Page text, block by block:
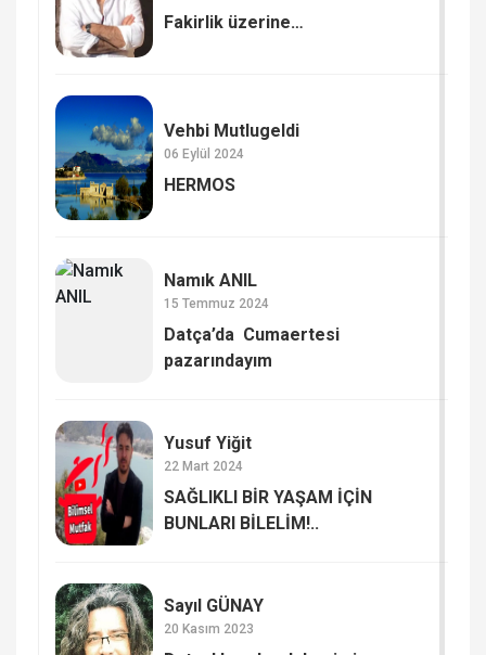
Fakirlik üzerine…
Vehbi Mutlugeldi
06 Eylül 2024
HERMOS​
Namık ANIL
15 Temmuz 2024
Datça’da Cumaertesi
pazarındayım
Yusuf Yiğit
22 Mart 2024
SAĞLIKLI BİR YAŞAM İÇİN
BUNLARI BİLELİM!..
Sayıl GÜNAY
20 Kasım 2023